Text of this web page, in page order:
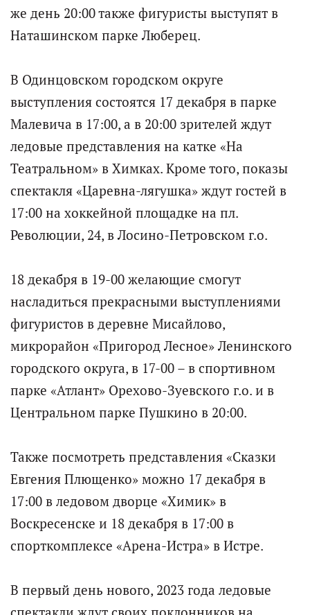
же день 20:00 также фигуристы выступят в
Наташинском парке Люберец.
В Одинцовском городском округе
выступления состоятся 17 декабря в парке
Малевича в 17:00, а в 20:00 зрителей ждут
ледовые представления на катке «На
Театральном» в Химках. Кроме того, показы
спектакля «Царевна-лягушка» ждут гостей в
17:00 на хоккейной площадке на пл.
Революции, 24, в Лосино-Петровском г.о.
18 декабря в 19-00 желающие смогут
насладиться прекрасными выступлениями
фигуристов в деревне Мисайлово,
микрорайон «Пригород Лесное» Ленинского
городского округа, в 17-00 – в спортивном
парке «Атлант» Орехово-Зуевского г.о. и в
Центральном парке Пушкино в 20:00.
Также посмотреть представления «Сказки
Евгения Плющенко» можно 17 декабря в
17:00 в ледовом дворце «Химик» в
Воскресенске и 18 декабря в 17:00 в
спорткомплексе «Арена-Истра» в Истре.
В первый день нового, 2023 года ледовые